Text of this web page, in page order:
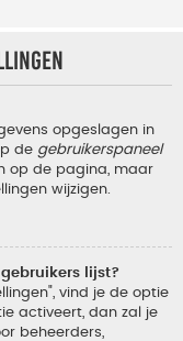
opgeslagen in
de gebruikerspaneel
op de pagina, maar
wijzigen.
lijst?
vind je de optie
activeert, dan zal je
beheerders,